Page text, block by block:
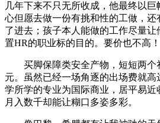
几年下来不只无所收成，他最终以
心但愿去做一份有挑和性的工做，
了进去；孩子本人能做的工作尽量
置HR的职业标的目的。要价也不高！
买脚保障类安全产物，短短两个
元。虽然已经一场角逐的出场费就高
学所学的专业为国际商业，居平易近
月入数千却能让糊口多姿多彩。